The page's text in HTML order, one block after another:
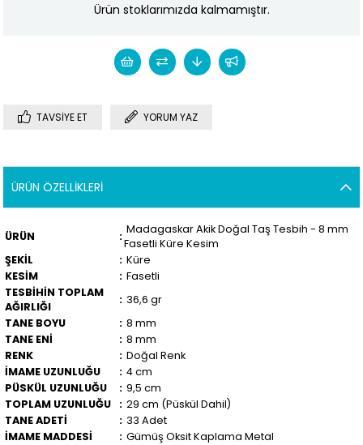
Ürün stoklarımızda kalmamıştır.
TAVSIYE ET YORUM YAZ
ÜRÜN ÖZELLIKLERI
ÜRÜN :
Madagaskar Akik Doğal Taş Tesbih - 8 mm
Fasetli Küre Kesim
ŞEKİL
: Küre
KESİM
: Fasetli
TESBİHİN TOPLAM
AĞIRLIĞI
: 36,6 gr
TANE BOYU
: 8 mm
TANE ENİ
: 8 mm
RENK
: Doğal Renk
İMAME UZUNLUĞU
: 4 cm
PÜSKÜL UZUNLUĞU
: 9,5 cm
TOPLAM UZUNLUĞU
: 29 cm (Püskül Dahil)
TANE ADETİ
: 33 Adet
İMAME MADDESİ
: Gümüş Oksit Kaplama Metal